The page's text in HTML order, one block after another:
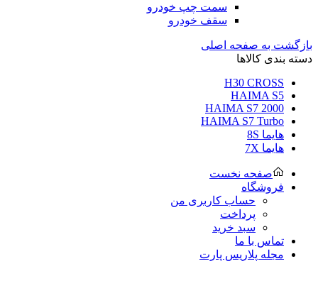
سمت چپ خودرو
سقف خودرو
بازگشت به صفحه اصلی
دسته بندی کالاها
H30 CROSS
HAIMA S5
HAIMA S7 2000
HAIMA S7 Turbo
هایما 8S
هایما 7X
صفحه نخست
فروشگاه
حساب کاربری من
پرداخت
سبد خرید
تماس با ما
مجله پلاریس پارت